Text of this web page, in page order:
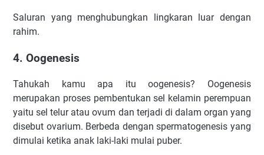
Saluran yang menghubungkan lingkaran luar dengan
rahim.
4. Oogenesis
Tahukah kamu apa itu oogenesis? Oogenesis
merupakan proses pembentukan sel kelamin perempuan
yaitu sel telur atau ovum dan terjadi di dalam organ yang
disebut ovarium. Berbeda dengan spermatogenesis yang
dimulai ketika anak laki-laki mulai puber.